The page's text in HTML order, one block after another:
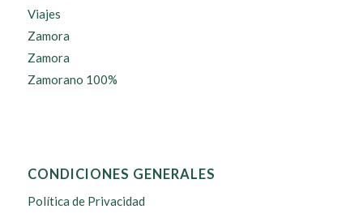
Viajes
Zamora
Zamora
Zamorano 100%
CONDICIONES GENERALES
Política de Privacidad